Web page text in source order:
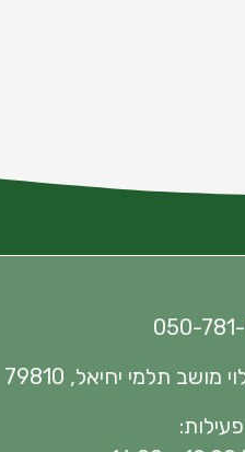
050-
מושב תלמי יחיאל, 79810